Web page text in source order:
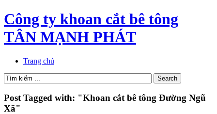
Công ty khoan cắt bê tông
TÂN MẠNH PHÁT
Trang chủ
Post Tagged with: "Khoan cắt bê tông Đường Ngũ
Xã"